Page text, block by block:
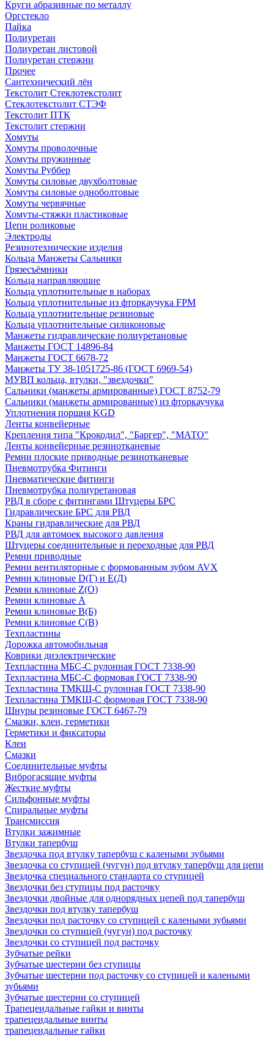
Круги абразивные по металлу
Оргстекло
Пайка
Полиуретан
Полиуретан листовой
Полиуретан стержни
Прочее
Сантехнический лён
Текстолит Стеклотекстолит
Стеклотекстолит СТЭФ
Текстолит ПТК
Текстолит стержни
Хомуты
Хомуты проволочные
Хомуты пружинные
Хомуты Руббер
Хомуты силовые двухболтовые
Хомуты силовые одноболтовые
Хомуты червячные
Хомуты-стяжки пластиковые
Цепи роликовые
Электроды
Резинотехнические изделия
Кольца Манжеты Сальники
Грязесъёмники
Кольца направляющие
Кольца уплотнительные в наборах
Кольца уплотнительные из фторкаучука FPM
Кольца уплотнительные резиновые
Кольца уплотнительные силиконовые
Манжеты гидравлические полиуретановые
Манжеты ГОСТ 14896-84
Манжеты ГОСТ 6678-72
Манжеты ТУ 38-1051725-86 (ГОСТ 6969-54)
МУВП кольца, втулки, "звездочки"
Сальники (манжеты армированные) ГОСТ 8752-79
Сальники (манжеты армированные) из фторкаучука
Уплотнения поршня KGD
Ленты конвейерные
Крепления типа "Крокодил", "Баргер", "МАТО"
Ленты конвейерные резинотканевые
Ремни плоские приводные резинотканевые
Пневмотрубка Фитинги
Пневматические фитинги
Пневмотрубка полиуретановая
РВД в сборе с фитингами Штуцеры БРС
Гидравлические БРС для РВД
Краны гидравлические для РВД
РВД для автомоек высокого давления
Штуцеры соединительные и переходные для РВД
Ремни приводные
Ремни вентиляторные с формованным зубом AVX
Ремни клиновые D(Г) и Е(Д)
Ремни клиновые Z(О)
Ремни клиновые А
Ремни клиновые В(Б)
Ремни клиновые С(В)
Техпластины
Дорожка автомобильная
Коврики диэлектрические
Техпластина МБС-С рулонная ГОСТ 7338-90
Техпластина МБС-С формовая ГОСТ 7338-90
Техпластина ТМКЩ-С рулонная ГОСТ 7338-90
Техпластина ТМКЩ-С формовая ГОСТ 7338-90
Шнуры резиновые ГОСТ 6467-79
Смазки, клеи, герметики
Герметики и фиксаторы
Клеи
Смазки
Соединительные муфты
Виброгасящие муфты
Жесткие муфты
Сильфонные муфты
Спиральные муфты
Трансмиссия
Втулки зажимные
Втулки тапербуш
Звездочка под втулку тапербуш c калеными зубьями
Звездочка со ступицей (чугун) под втулку тапербуш для цепи
Звездочка специального стандарта со ступицей
Звездочки без ступицы под расточку
Звездочки двойные для однорядных цепей под тапербуш
Звездочки под втулку тапербуш
Звездочки под расточку со ступицей с калеными зубьями
Звездочки со ступицей (чугун) под расточку
Звездочки со ступицей под расточку
Зубчатые рейки
Зубчатые шестерни без ступицы
Зубчатые шестерни под расточку со ступицей и калеными
зубьями
Зубчатые шестерни со ступицей
Трапецеидальные гайки и винты
трапецеидальные винты
трапецеидальные гайки